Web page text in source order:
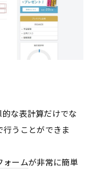
な表計算だけでな
うことができま
ォームが非常に簡単